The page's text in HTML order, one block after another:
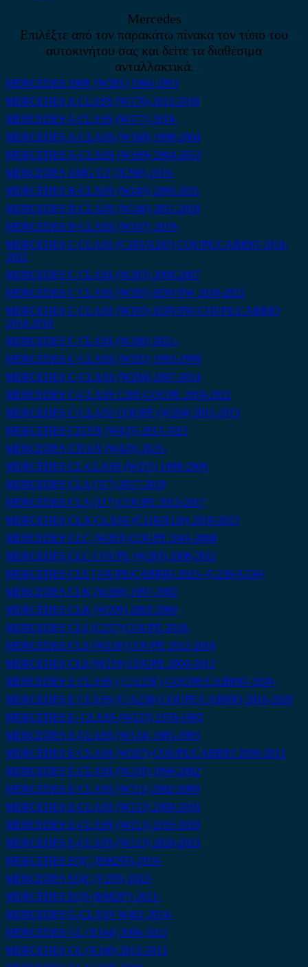
Mercedes
Επιλέξτε από τον παρακάτω πίνακα τον τύπο του
αυτοκινήτου σας και δείτε τα διαθέσιμα
ανταλλακτικά.
MERCEDES 190E (W201) 1984-1993
MERCEDES A CLASS (W176) 2012-2018
MERCEDES A CLASS (W177) 2018-
MERCEDES A-CLASS (W168) 1998-2004
MERCEDES A-CLASS (W169) 2004-2012
MERCEDES AMG GT (X290) 2019-
MERCEDES B-CLASS (W245) 2005-2011
MERCEDES B-CLASS (W246) 2011-2018
MERCEDES B-CLASS (W247) 2019-
MERCEDES C CLASS (C205/A205) COUPE/CABRIO 2018-
2022
MERCEDES C CLASS (W203) 2000-2007
MERCEDES C CLASS (W205) SDN/SW 2018-2021
MERCEDES C CLASS (W205) SDN/SW/COUPE/CABRIO
2014-2018
MERCEDES C CLASS (W206) 2021-
MERCEDES C-CLASS (W202) 1993-1999
MERCEDES C-CLASS (W204) 2007-2014
MERCEDES C-CLASS C205 COUPE 2018-2022
MERCEDES C-CLASS COUPE (W204) 2011-2015
MERCEDES CITAN (W415) 2013-2021
MERCEDES CITAN (W420) 2021-
MERCEDES CL-CLASS (W215) 1999-2006
MERCEDES CLA (117) 2017-2019
MERCEDES CLA (117) COUPE 2013-2017
MERCEDES CLA-CLASS (C118/X118) 2019-2023
MERCEDES CLC (W203) COUPE 2001-2008
MERCEDES CLC COUPE (W203) 2008-2011
MERCEDES CLE COUPE/CABRIO 2023- (C236/A236)
MERCEDES CLK (W208) 1997-2002
MERCEDES CLK (W209) 2002-2009
MERCEDES CLS (C257) COUPE 2018-
MERCEDES CLS (W218) COUPE 2012-2018
MERCEDES CLS (W219) COUPE 2004-2012
MERCEDES E CLASS ( C/A238 ) COUPE/CABRIO 2020-
MERCEDES E CLASS (C/A238) COUPE/CABRIO 2016-2020
MERCEDES E- CLASS (W123) 1976-1985
MERCEDES E-CLASS (W124) 1985-1995
MERCEDES E-CLASS (W207) COUPE/CABRIO 2009-2013
MERCEDES E-CLASS (W210) 1996-2002
MERCEDES E-CLASS (W211) 2002-2009
MERCEDES E-CLASS (W212) 2009-2016
MERCEDES E-CLASS (W213) 2016-2020
MERCEDES E-CLASS (W213) 2020-2023
MERCEDES EQC (BM293) 2019-
MERCEDES EQE (V295) 2022-
MERCEDES EQS (BM297) 2021-
MERCEDES G-CLASS W461 2014-
MERCEDES GL (X164) 2006-2012
MERCEDES GL (X166) 2012-2015